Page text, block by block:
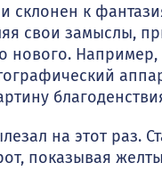
к
свои замыслы,
нового.
на этот раз.
показывая